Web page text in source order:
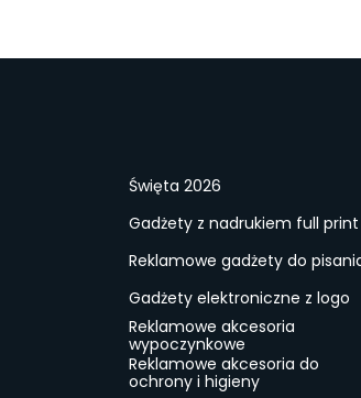
Święta 2026
Gadżety z nadrukiem full print
Reklamowe gadżety do
Gadżety elektroniczne z logo
Reklamowe akcesoria
wypoczynkowe
Reklamowe akcesoria do
ochrony i higieny